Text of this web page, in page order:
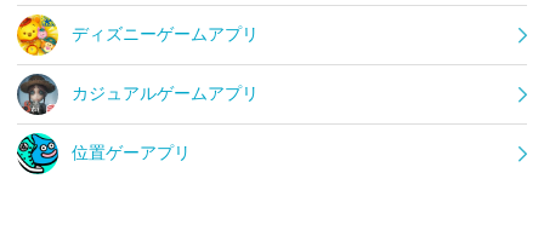
ディズニーゲームアプリ
カジュアルゲームアプリ
位置ゲーアプリ